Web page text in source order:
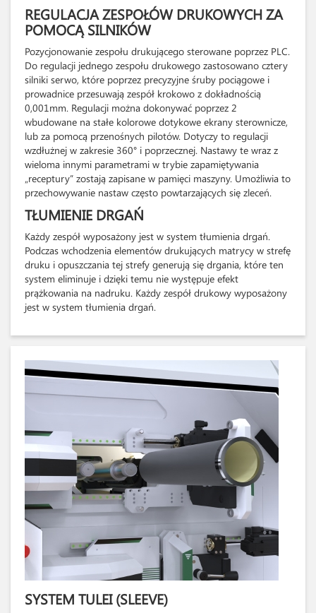
REGULACJA ZESPOŁÓW DRUKOWYCH ZA
POMOCĄ SILNIKÓW
Pozycjonowanie zespołu drukującego sterowane poprzez PLC.
Do regulacji jednego zespołu drukowego zastosowano cztery
silniki serwo, które poprzez precyzyjne śruby pociągowe i
prowadnice przesuwają zespół krokowo z dokładnością
0,001mm. Regulacji można dokonywać poprzez 2
wbudowane na stałe kolorowe dotykowe ekrany sterownicze,
lub za pomocą przenośnych pilotów. Dotyczy to regulacji
wzdłużnej w zakresie 360° i poprzecznej. Nastawy te wraz z
wieloma innymi parametrami w trybie zapamiętywania
„receptury” zostają zapisane w pamięci maszyny. Umożliwia to
przechowywanie nastaw często powtarzających się zleceń.
TŁUMIENIE DRGAŃ
Każdy zespół wyposażony jest w system tłumienia drgań.
Podczas wchodzenia elementów drukujących matrycy w strefę
druku i opuszczania tej strefy generują się drgania, które ten
system eliminuje i dzięki temu nie występuje efekt
prążkowania na nadruku. Każdy zespół drukowy wyposażony
jest w system tłumienia drgań.
SYSTEM TULEI (SLEEVE)